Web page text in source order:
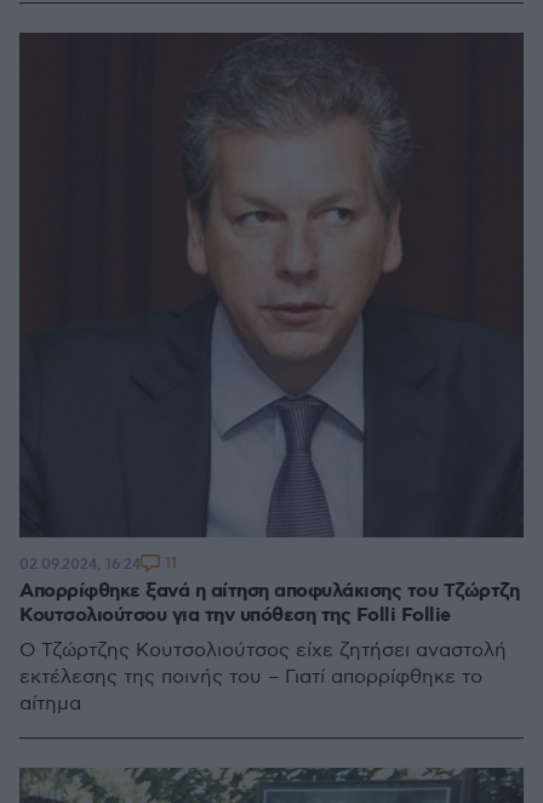
Απορρίφθηκε ξανά η αίτηση αποφυλάκισης του Τζώρτζη
Κουτσολιούτσου για την υπόθεση της Folli Follie
Ο Τζώρτζης Κουτσολιούτσος είχε ζητήσει αναστολή
εκτέλεσης της ποινής του – Γιατί απορρίφθηκε το
αίτημα
02.09.2024, 16:24 11